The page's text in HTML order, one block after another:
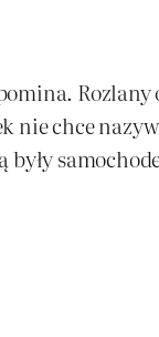
nie chce